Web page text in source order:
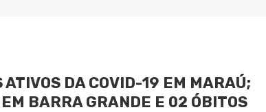
ATIVOS DA COVID-19 EM MARAÚ;
BARRA GRANDE E 02 ÓBITOS